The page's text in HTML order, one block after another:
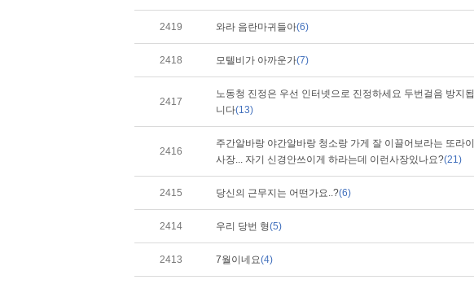
2419 와라 음란마귀들아(6)
2418 모텔비가 아까운가(7)
2417
노동청 진정은 우선 인터넷으로 진정하세요 두번걸음 방지됩
니다(13)
2416
주간알바랑 야간알바랑 청소랑 가게 잘 이끌어보라는 또라이
사장... 자기 신경안쓰이게 하라는데 이런사장있나요?(21)
2415 당신의 근무지는 어떤가요..?(6)
2414 우리 당번 형(5)
2413 7월이네요(4)